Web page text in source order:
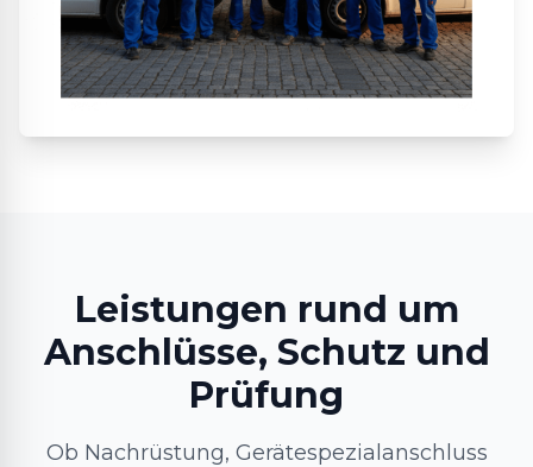
Leistungen rund um
Anschlüsse, Schutz und
Prüfung
Ob Nachrüstung, Gerätespezialanschluss